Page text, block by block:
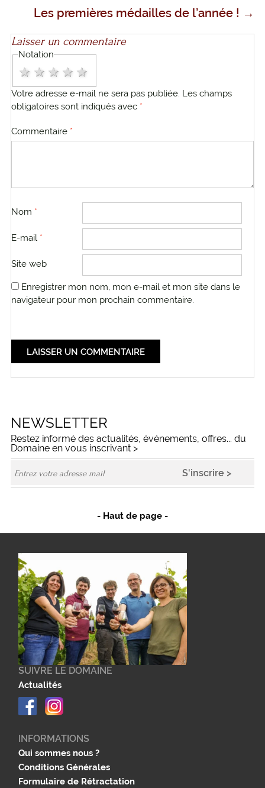
des
articles
Les premières médailles de l’année ! →
Laisser un commentaire
Notation
4 stars
3 stars
2 stars
1 star
Votre adresse e-mail ne sera pas publiée. Les champs
obligatoires sont indiqués avec *
Commentaire *
Nom *
E-mail *
Site web
Enregistrer mon nom, mon e-mail et mon site dans le
navigateur pour mon prochain commentaire.
NEWSLETTER
Restez informé des actualités, événements, offres... du
Domaine en vous inscrivant >
- Haut de page -
SUIVRE LE DOMAINE
Actualités
INFORMATIONS
Qui sommes nous ?
Conditions Générales
Formulaire de Rétractation